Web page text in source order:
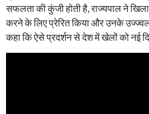
सफलता की कुंजी होती है, राज्यपाल ने
करने के लिए प्रेरित किया और उनके उज्ज्वल
कहा कि ऐसे प्रदर्शन से देश में खेलों को नई